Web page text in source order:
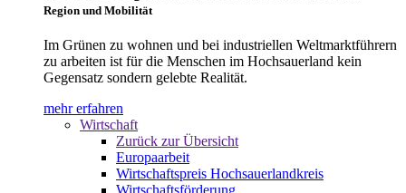
Region und Mobilität
Im Grünen zu wohnen und bei industriellen Weltmarktführern
zu arbeiten ist für die Menschen im Hochsauerland kein
Gegensatz sondern gelebte Realität.
mehr erfahren
Wirtschaft
Zurück zur Übersicht
Europaarbeit
Wirtschaftspreis Hochsauerlandkreis